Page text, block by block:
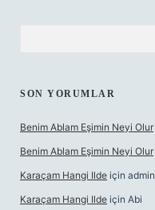
SON YORUMLAR
Benim Ablam Eşimin Neyi Olur
Benim Ablam Eşimin Neyi Olur
Karaçam Hangi Ilde için admin
Karaçam Hangi Ilde için Abi